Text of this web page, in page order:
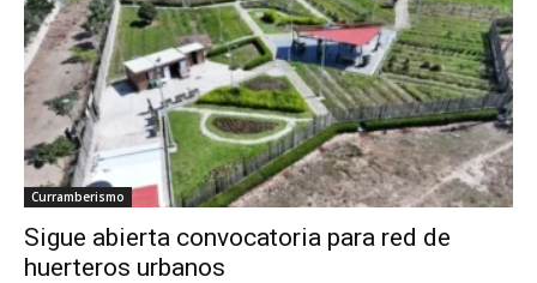
Curramberismo
Sigue abierta convocatoria para red de
huerteros urbanos